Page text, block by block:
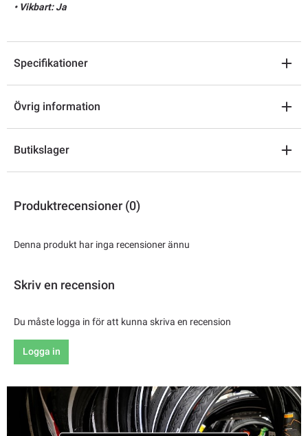
• Vikbart: Ja
Specifikationer
Övrig information
Butikslager
Produktrecensioner (0)
Denna produkt har inga recensioner ännu
Skriv en recension
Du måste logga in för att kunna skriva en recension
Logga in